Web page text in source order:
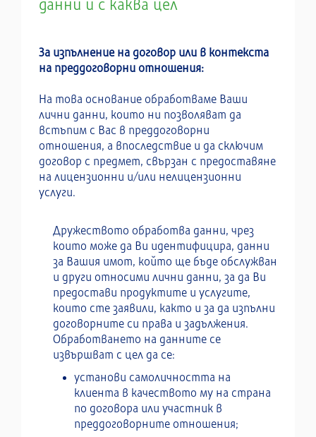
данни и с каква цел
За изпълнение на договор или в контекста
на преддоговорни отношения:
На това основание обработваме Ваши
лични данни, които ни позволяват да
встъпим с Вас в преддоговорни
отношения, а впоследствие и да сключим
договор с предмет, свързан с предоставяне
на лицензионни и/или нелицензионни
услуги.
Дружеството обработва данни, чрез
които може да Ви идентифицира, данни
за Вашия имот, който ще бъде обслужван
и други относими лични данни, за да Ви
предостави продуктите и услугите,
които сте заявили, както и за да изпълни
договорните си права и задължения.
Обработването на данните се
извършват с цел да се:
установи самоличността на
клиента в качеството му на страна
по договора или участник в
преддоговорните отношения;